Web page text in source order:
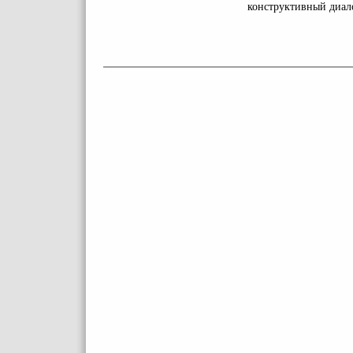
конструктивный